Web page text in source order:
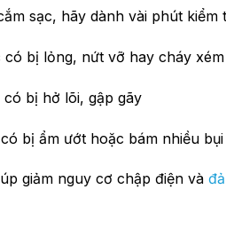
sạc, hãy dành vài phút kiểm
có bị lỏng, nứt vỡ hay cháy
có bị hở lõi, gập gãy
bị ẩm ướt hoặc bám nhiều
giảm nguy cơ chập điện và